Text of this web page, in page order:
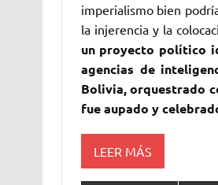
imperialismo bien
la injerencia y la
un proyecto político
agencias de
Bolivia, orquestrado
fue aupado y
LEER MÁS